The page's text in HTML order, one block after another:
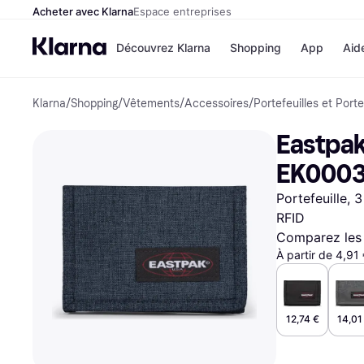
Acheter avec KlarnaEspace entreprises
Découvrez Klarna
Options de
paiement
Payer maintenant
Paiement en 3 fois
Paiement à 30 jours
Klarna sur Apple Pay
Shopping
Magasins
Airbnb
Temu
JD Sports
Voir tous les
App
Klarna/Shopping/Vêtements/Accessoires/Portefeuilles et
Portefeuille,
RFID
Comparez
À partir de 4,91
12,74 €